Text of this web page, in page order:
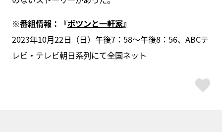
※番組情報：『ポツンと一軒家』
2023年10月22日（日）午後7：58～午後8：56、ABCテ
レビ・テレビ朝日系列にて全国ネット